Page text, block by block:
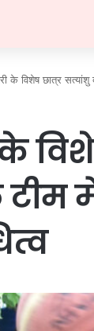
के विशेष छात्र सत्यांशु